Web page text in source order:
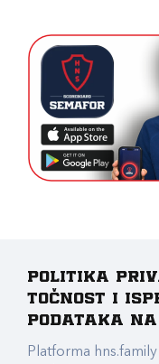
Politika
točnost i
podataka na
Platforma